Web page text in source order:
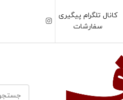
کانال تلگرام پیگیری
سفارشات